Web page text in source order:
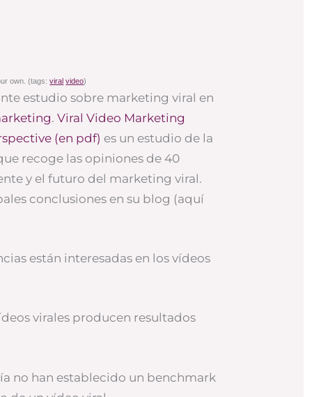
own. (tags:viral video)
estudio sobre marketing viral en
.Viral Video Marketing
(en pdf) es un estudio de la
recoge las opiniones de 40
y el futuro del marketing viral.
conclusiones en su blog (aquí
están interesadas en los vídeos
virales producen resultados
no han establecido un benchmark